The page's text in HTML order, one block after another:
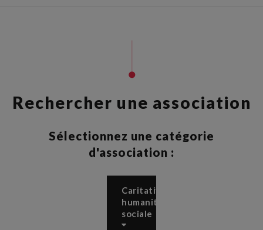
Rechercher une association
Sélectionnez une catégorie
d'association :
Caritative,
humanitaire,
sociale